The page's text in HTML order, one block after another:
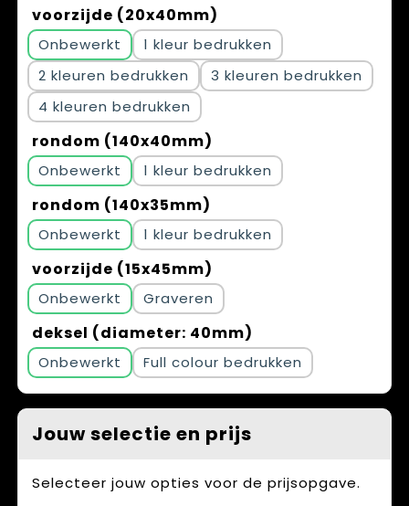
voorzijde (20x40mm)
Onbewerkt
1
2
3
4
rondom (140x40mm)
Onbewerkt 1
rondom (140x35mm)
Onbewerkt 1
voorzijde (15x45mm)
Onbewerkt Graveren
deksel (diameter: 40mm)
Onbewerkt Full colour
Jouw selectie en prijs
Selecteer jouw opties voor de prijsopgave.